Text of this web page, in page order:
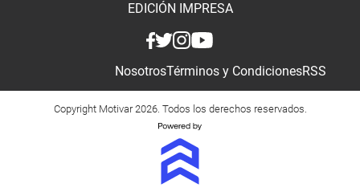
EDICIÓN IMPRESA
NosotrosTérminos y CondicionesRSS
Copyright Motivar 2026. Todos los derechos reservados.